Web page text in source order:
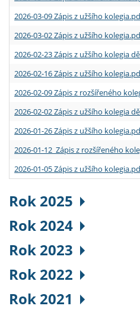
2026-03-09 Zápis z užšího
2026-03-02 Zápis z užšího
2026-02-23 Zápis z užšího kolegia
2026-02-16 Zápis z užšího
2026-02-09 Zápis z rozšířeného
2026-02-02 Zápis z užšího kolegia
2026-01-26 Zápis z užšího
2026-01-12 Zápis z rozšířeného
2026-01-05 Zápis z užšího
Rok 2025
Rok 2024
Rok 2023
Rok 2022
Rok 2021